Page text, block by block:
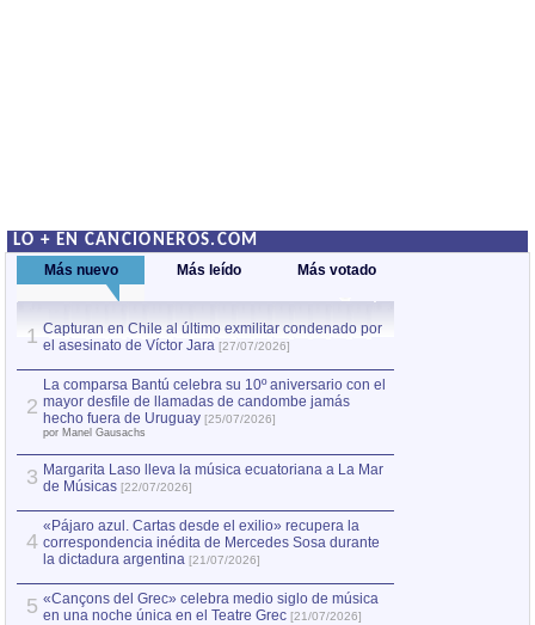
LO + EN CANCIONEROS.COM
Más nuevo Más leído Más votado
1 Capturan en Chile al último exmilitar condenado por
el asesinato de Víctor Jara [27/07/2026]
2
La comparsa Bantú celebra su 10º aniversario con el
mayor desfile de llamadas de candombe jamás
hecho fuera de Uruguay [25/07/2026]
por Manel Gausachs
3 Margarita Laso lleva la música ecuatoriana a La Mar
de Músicas [22/07/2026]
4
«Pájaro azul. Cartas desde el exilio» recupera la
correspondencia inédita de Mercedes Sosa durante
la dictadura argentina [21/07/2026]
5 «Cançons del Grec» celebra medio siglo de música
en una noche única en el Teatre Grec [21/07/2026]